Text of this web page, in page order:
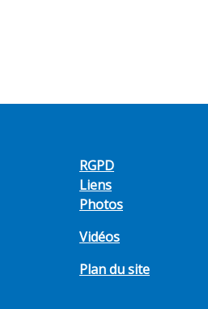
RGPD
Liens
Photos
Vidéos
Plan du site